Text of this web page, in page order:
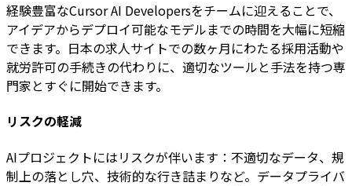
経験豊富なCursor AI Developersをチームに迎えることで、
アイデアからデプロイ可能なモデルまでの時間を大幅に短縮
できます。日本の求人サイトでの数ヶ月にわたる採用活動や
就労許可の手続きの代わりに、適切なツールと手法を持つ専
門家とすぐに開始できます。
リスクの軽減
AIプロジェクトにはリスクが伴います：不適切なデータ、規
制上の落とし穴、技術的な行き詰まりなど。データプライバ